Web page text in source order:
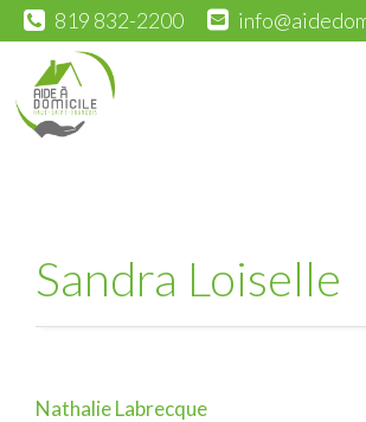
819 832-2200
Sandra Loiselle
Nathalie Labrecque